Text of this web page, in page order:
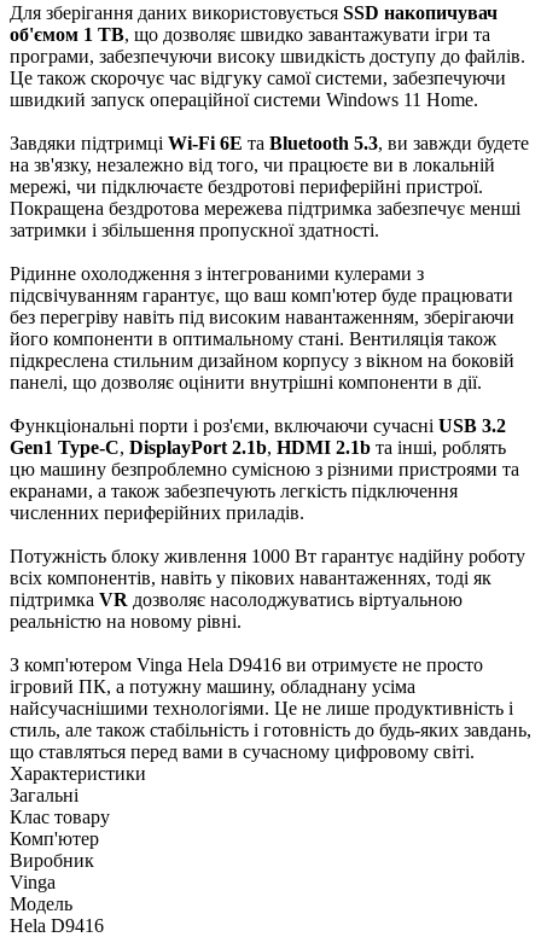
Для зберігання даних використовується SSD накопичувач
об'ємом 1 TB, що дозволяє швидко завантажувати ігри та
програми, забезпечуючи високу швидкість доступу до файлів.
Це також скорочує час відгуку самої системи, забезпечуючи
швидкий запуск операційної системи Windows 11 Home.
Завдяки підтримці Wi-Fi 6E та Bluetooth 5.3, ви завжди будете
на зв'язку, незалежно від того, чи працюєте ви в локальній
мережі, чи підключаєте бездротові периферійні пристрої.
Покращена бездротова мережева підтримка забезпечує менші
затримки і збільшення пропускної здатності.
Рідинне охолодження з інтегрованими кулерами з
підсвічуванням гарантує, що ваш комп'ютер буде працювати
без перегріву навіть під високим навантаженням, зберігаючи
його компоненти в оптимальному стані. Вентиляція також
підкреслена стильним дизайном корпусу з вікном на боковій
панелі, що дозволяє оцінити внутрішні компоненти в дії.
Функціональні порти і роз'єми, включаючи сучасні USB 3.2
Gen1 Type-C, DisplayPort 2.1b, HDMI 2.1b та інші, роблять
цю машину безпроблемно сумісною з різними пристроями та
екранами, а також забезпечують легкість підключення
численних периферійних приладів.
Потужність блоку живлення 1000 Вт гарантує надійну роботу
всіх компонентів, навіть у пікових навантаженнях, тоді як
підтримка VR дозволяє насолоджуватись віртуальною
реальністю на новому рівні.
З комп'ютером Vinga Hela D9416 ви отримуєте не просто
ігровий ПК, а потужну машину, обладнану усіма
найсучаснішими технологіями. Це не лише продуктивність і
стиль, але також стабільність і готовність до будь-яких завдань,
що ставляться перед вами в сучасному цифровому світі.
Характеристики
Загальні
Клас товару
Комп'ютер
Виробник
Vinga
Модель
Hela D9416